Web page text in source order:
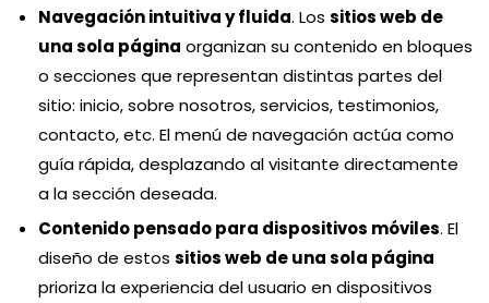
Navegación intuitiva y fluida. Los sitios web de
una sola página organizan su contenido en bloques
o secciones que representan distintas partes del
sitio: inicio, sobre nosotros, servicios, testimonios,
contacto, etc. El menú de navegación actúa como
guía rápida, desplazando al visitante directamente
a la sección deseada.
Contenido pensado para dispositivos móviles. El
diseño de estos sitios web de una sola página
prioriza la experiencia del usuario en dispositivos